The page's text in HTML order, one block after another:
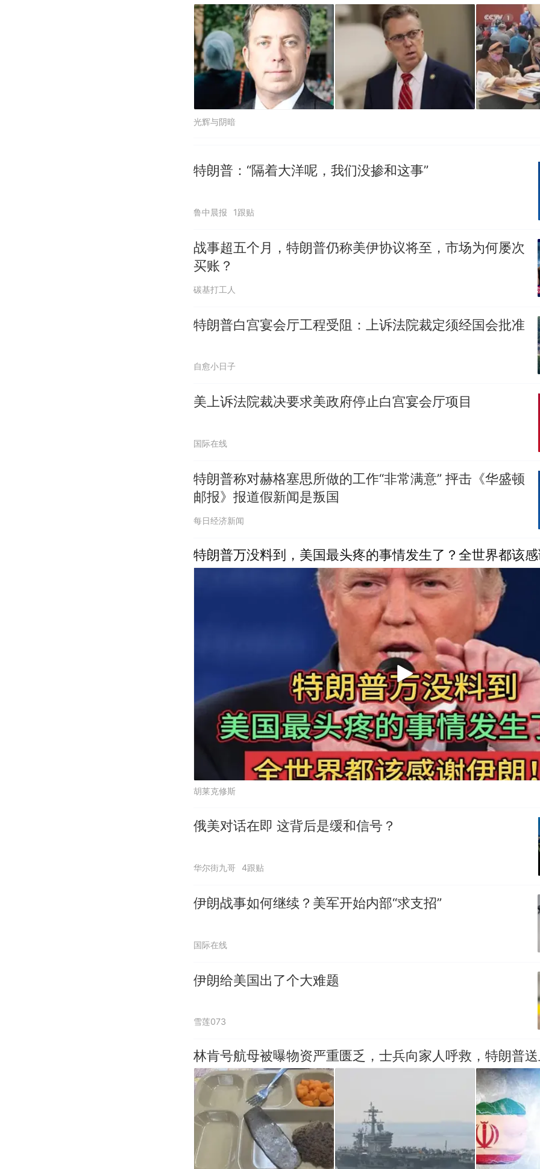
光辉与阴暗
特朗普：“隔着大洋呢，我们没掺和这事”
鲁中晨报 1跟贴
战事超五个月，特朗普仍称美伊协议将至，市场为何屡次
买账？
碳基打工人
特朗普白宫宴会厅工程受阻：上诉法院裁定须经国会批准
自愈小日子
美上诉法院裁决要求美政府停止白宫宴会厅项目
国际在线
特朗普称对赫格塞思所做的工作“非常满意” 抨击《华盛顿
邮报》报道假新闻是叛国
每日经济新闻
特朗普万没料到，美国最头疼的事情发生了？全世界都该
胡莱克修斯
俄美对话在即 这背后是缓和信号？
华尔街九哥 4跟贴
伊朗战事如何继续？美军开始内部“求支招”
国际在线
伊朗给美国出了个大难题
雪莲073
林肯号航母被曝物资严重匮乏，士兵向家人呼救，特朗普